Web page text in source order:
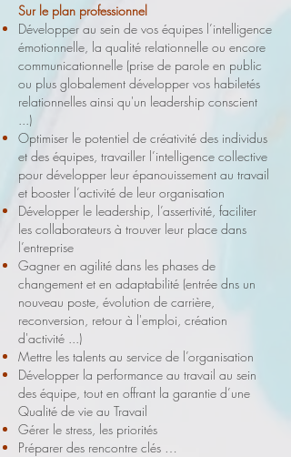
Sur le plan professionnel
Développer au sein de vos équipes l’intelligence
émotionnelle, la qualité relationnelle ou encore
communicationnelle (prise de parole en public
ou plus globalement développer vos habiletés
relationnelles ainsi qu'un leadership conscient
...)
Optimiser le potentiel de créativité des individus
et des équipes, travailler l’intelligence collective
pour développer leur épanouissement au travail
et booster l’activité de leur organisation
Développer le leadership, l’assertivité, faciliter
les collaborateurs à trouver leur place dans
l’entreprise
Gagner en agilité dans les phases de
changement et en adaptabilité (entrée dns un
nouveau poste, évolution de carrière,
reconversion, retour à l'emploi, création
d'activité ...)
Mettre les talents au service de l’organisation
Développer la performance au travail au sein
des équipe, tout en offrant la garantie d’une
Qualité de vie au Travail
Gérer le stress, les priorités
Préparer des rencontre clés …